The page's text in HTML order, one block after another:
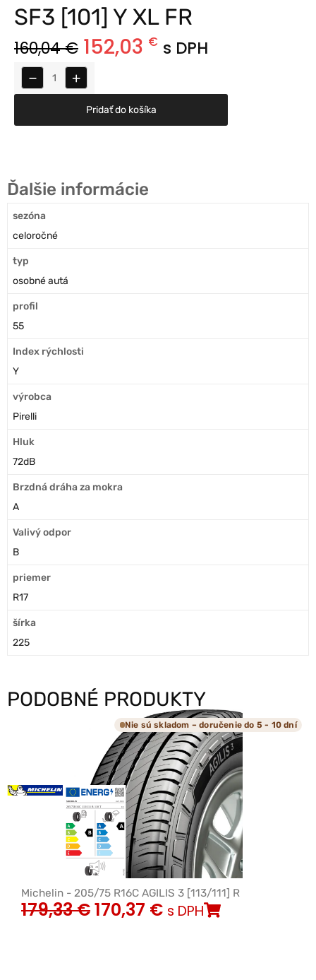
SF3 [101] Y XL FR
160,04€ 152,03 € s DPH
− +
Pridať do košíka
Ďalšie informácie
sezóna
celoročné
typ
osobné autá
profil
55
Index rýchlosti
Y
výrobca
Pirelli
Hluk
72dB
Brzdná dráha za mokra
A
Valivý odpor
B
priemer
R17
šírka
225
PODOBNÉ PRODUKTY
Nie sú skladom – doručenie do 5 - 10 dní
Michelin - 205/75 R16C AGILIS 3 [113/111] R
179,33€170,37 € s DPH